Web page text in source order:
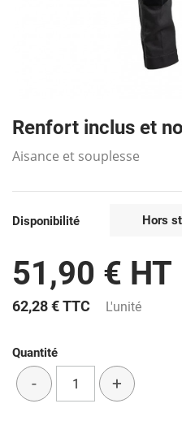
Renfort inclus et
Aisance et souplesse
Disponibilité Hors
51,90 € HT
62,28 €TTC L'unité
Quantité
- +